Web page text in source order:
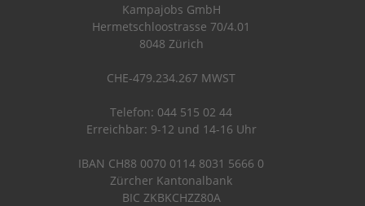
Kampajobs GmbH
Hermetschloostrasse 70/4.01
8048 Zürich
CHE-479.234.267 MWST
Telefon: 044 515 02 44
Erreichbar: 9-12 und 14-16 Uhr
IBAN CH88 0070 0114 8031 5666 0
Zürcher Kantonalbank
BIC ZKBKCHZZ80A